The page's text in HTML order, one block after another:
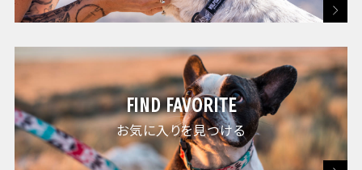
FIND FAVORITE
お気に入りを見つける